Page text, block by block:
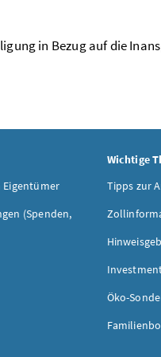
in Bezug auf die
Eigentümer
(Spenden,
Wichtige
Tipps zur
Öko-